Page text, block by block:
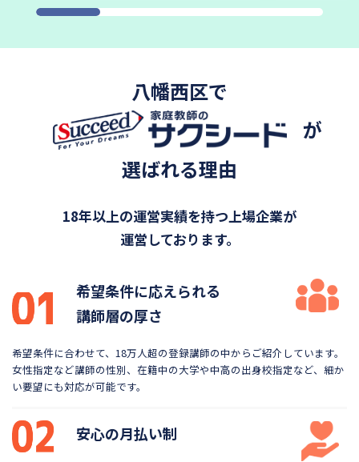
八幡西区で
が
選ばれる理由
18年以上の運営実績を持つ上場企業が
運営しております。
希望条件に応えられる
講師層の厚さ
希望条件に合わせて、18万人超の登録講師の中から ご紹介しています。
女性指定など講師の性別、在籍中の大学や中高の出身校指定など、細か
い要望にも対応が可能です。
安心の月払い制